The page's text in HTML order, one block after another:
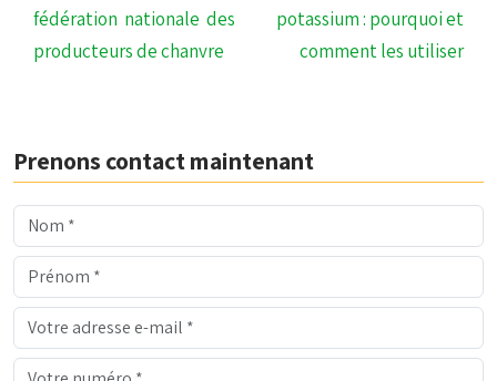
fédération nationale des
producteurs de chanvre
potassium : pourquoi et
comment les utiliser
Prenons contact maintenant